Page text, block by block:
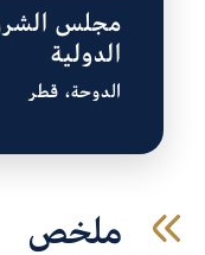
مجلس
الدولية
الدوحة، قطر
ملخص